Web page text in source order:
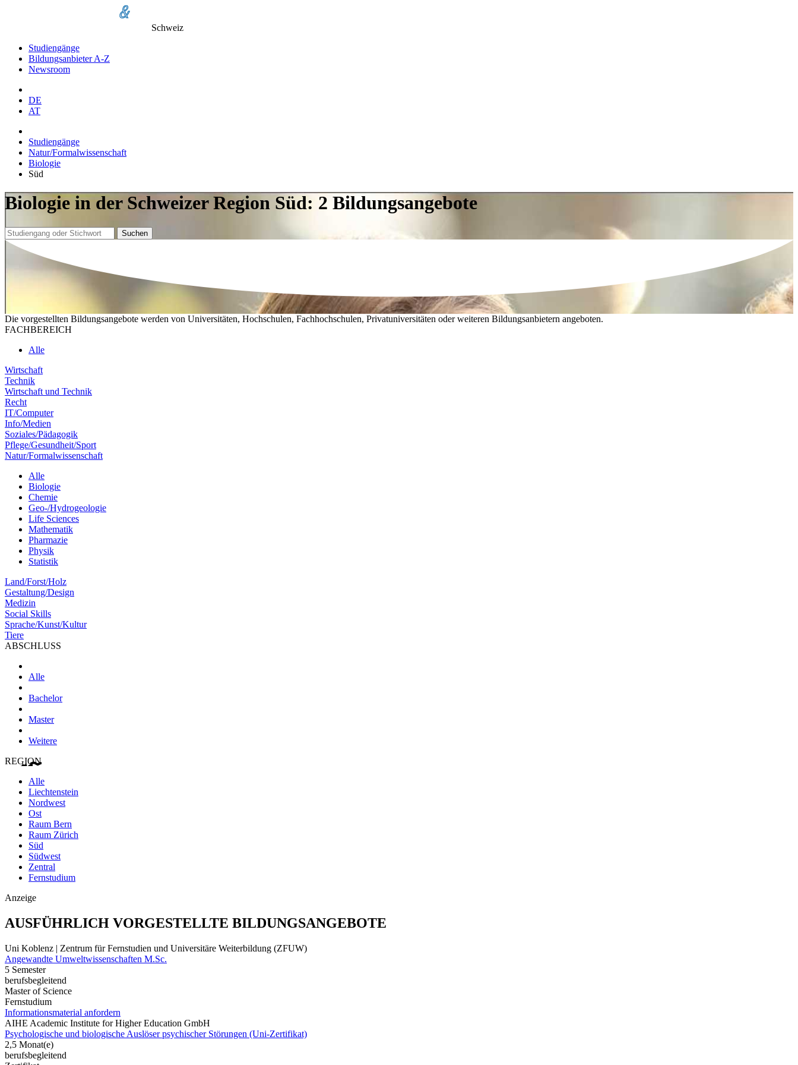
Schweiz
Studiengänge
Bildungsanbieter A-Z
Newsroom
DE
AT
Studiengänge
Natur/Formalwissenschaft
Biologie
Süd
Biologie in der Schweizer Region Süd: 2 Bildungsangebote
Suchen
Die vorgestellten Bildungsangebote werden von Universitäten, Hochschulen, Fachhochschulen, Privatuniversitäten oder weiteren Bildungsanbietern angeboten.
FACHBEREICH
Alle
Wirtschaft
Technik
Wirtschaft und Technik
Recht
IT/Computer
Info/Medien
Soziales/Pädagogik
Pflege/Gesundheit/Sport
Natur/Formalwissenschaft
Alle
Biologie
Chemie
Geo-/Hydrogeologie
Life Sciences
Mathematik
Pharmazie
Physik
Statistik
Land/Forst/Holz
Gestaltung/Design
Medizin
Social Skills
Sprache/Kunst/Kultur
Tiere
ABSCHLUSS
Alle
Bachelor
Master
Weitere
REGION
Alle
Liechtenstein
Nordwest
Ost
Raum Bern
Raum Zürich
Süd
Südwest
Zentral
Fernstudium
Anzeige
AUSFÜHRLICH VORGESTELLTE BILDUNGSANGEBOTE
Uni Koblenz | Zentrum für Fernstudien und Universitäre Weiterbildung (ZFUW)
Angewandte Umweltwissenschaften M.Sc.
5 Semester
berufsbegleitend
Master of Science
Fernstudium
Informationsmaterial anfordern
AIHE Academic Institute for Higher Education GmbH
Psychologische und biologische Auslöser psychischer Störungen (Uni-Zertifikat)
2,5 Monat(e)
berufsbegleitend